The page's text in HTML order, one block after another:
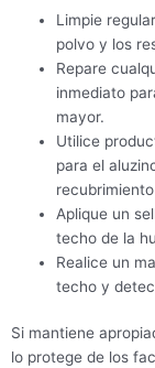
Limpie
polvo y los
Repare
inmediato
mayor.
Utilice
para el
Aplique un
techo de la
Realice un
techo y
Si mantiene
lo protege de los